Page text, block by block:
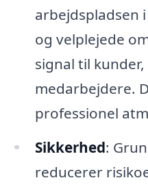
arbejdspladsen
og velplejede
signal til
medarbejdere.
professionel
Sikkerhed:
reducerer